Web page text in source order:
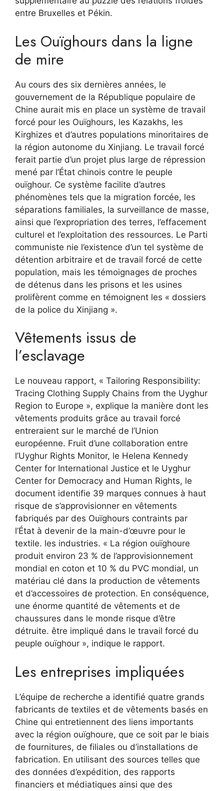
entre Bruxelles et Pékin.
Les Ouïghours dans la ligne
de mire
Au cours des six dernières années, le
gouvernement de la République populaire de
Chine aurait mis en place un système de travail
forcé pour les Ouïghours, les Kazakhs, les
Kirghizes et d’autres populations minoritaires de
la région autonome du Xinjiang. Le travail forcé
ferait partie d’un projet plus large de répression
mené par l’État chinois contre le peuple
ouïghour. Ce système facilite d’autres
phénomènes tels que la migration forcée, les
séparations familiales, la surveillance de masse,
ainsi que l’expropriation des terres, l’effacement
culturel et l’exploitation des ressources. Le Parti
communiste nie l’existence d’un tel système de
détention arbitraire et de travail forcé de cette
population, mais les témoignages de proches
de détenus dans les prisons et les usines
prolifèrent comme en témoignent les « dossiers
de la police du Xinjiang ».
Vêtements issus de
l’esclavage
Le nouveau rapport, « Tailoring Responsibility:
Tracing Clothing Supply Chains from the Uyghur
Region to Europe », explique la manière dont les
vêtements produits grâce au travail forcé
entreraient sur le marché de l’Union
européenne. Fruit d’une collaboration entre
l’Uyghur Rights Monitor, le Helena Kennedy
Center for International Justice et le Uyghur
Center for Democracy and Human Rights, le
document identifie 39 marques connues à haut
risque de s’approvisionner en vêtements
fabriqués par des Ouïghours contraints par
l’État à devenir de la main-d’œuvre pour le
textile. les industries. « La région ouïghoure
produit environ 23 % de l’approvisionnement
mondial en coton et 10 % du PVC mondial, un
matériau clé dans la production de vêtements
et d’accessoires de protection. En conséquence,
une énorme quantité de vêtements et de
chaussures dans le monde risque d’être
détruite. être impliqué dans le travail forcé du
peuple ouïghour », indique le rapport.
Les entreprises impliquées
L’équipe de recherche a identifié quatre grands
fabricants de textiles et de vêtements basés en
Chine qui entretiennent des liens importants
avec la région ouïghoure, que ce soit par le biais
de fournitures, de filiales ou d’installations de
fabrication. En utilisant des sources telles que
des données d’expédition, des rapports
financiers et médiatiques ainsi que des